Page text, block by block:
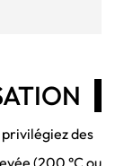
des
(200 °C ou